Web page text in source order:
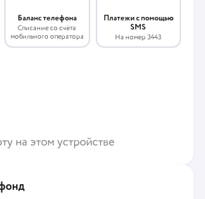
Баланс телефона
Списание со счёта
мобильного оператора
Платежи с помощью
SMS
На номер 3443
на этом устройстве